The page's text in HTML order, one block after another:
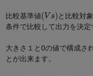
比較基準値 (Vs ) と比較対
条件で比較して出力を決定
大きさ１と0の値で構成さ
とが出来ます。